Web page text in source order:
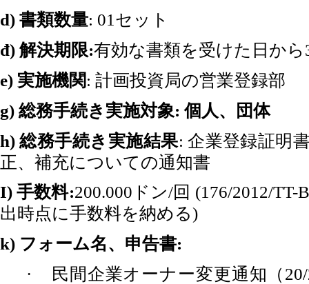
d) 書類数量: 01 セット
đ) 解決期限:有効な書類を受けた日から
e) 実施機関: 計画投資局の営業登録部
g) 総務手続き実施対象:個人、団体
h)総務手続き実施結果:企業登録証明
正、補充についての通知書
I)手数料:200.000 ドン/回 (176/2012/TT-
出時点に手数料を納める)
k) フォーム名、申告書:
·
民間企業オーナー変更通知（